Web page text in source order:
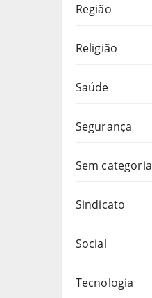
Região
Religião
Saúde
Segurança
Sem categoria
Sindicato
Social
Tecnologia